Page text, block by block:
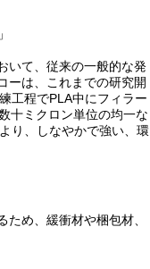
いて、従来の一般的な発
ーは、これまでの研究開
工程でPLA中にフィラー
十ミクロン単位の均一な
り、しなやかで強い、環
め、緩衝材や梱包材、